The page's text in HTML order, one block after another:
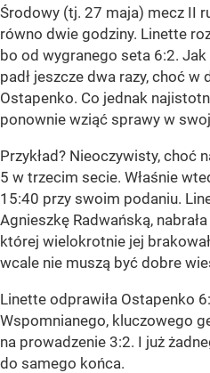
Środowy (tj. 27 maja) mecz II
równo dwie godziny. Linette
bo od wygranego seta 6:2.
padł jeszcze dwa razy, choć w
Ostapenko. Co jednak
ponownie wziąć sprawy w
Przykład? Nieoczywisty, choć
5 w trzecim secie. Właśnie
15:40 przy swoim podaniu.
Agnieszkę Radwańską,
której wielokrotnie jej
wcale nie muszą być dobre
Linette odprawiła Ostapenko
Wspomnianego, kluczowego
na prowadzenie 3:2. I już
do samego końca.